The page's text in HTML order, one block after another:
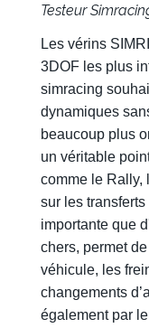
Testeur
Les vérins
3DOF les plus
simracing
dynamiques
beaucoup plus
un véritable
comme le Rally,
sur les
importante que
chers, permet
véhicule, les
changements
également par